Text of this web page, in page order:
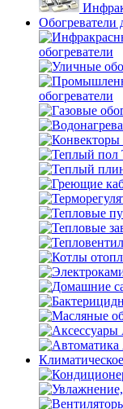
Обогреватели
обогреватели
обогреватели